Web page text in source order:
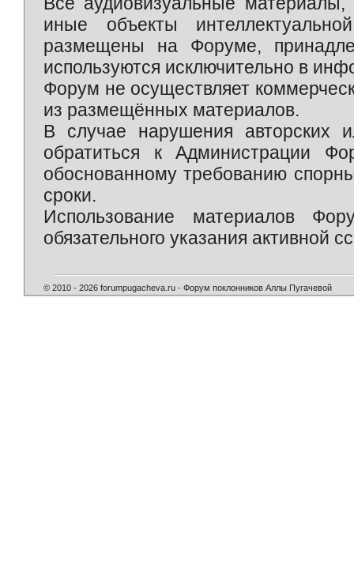
иные объекты
размещены на Форуме,
используются исключительно в
Форум не осуществляет
из размещённых материалов.
В случае нарушения авторских
обратиться к Администрации
обоснованному требованию
сроки.
Использование материалов
обязательного указания активной
© 2010 - 2026 forumpugacheva.ru - Форум поклонников Аллы Пугачевой